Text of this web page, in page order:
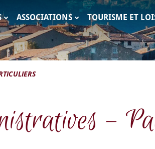
ASSOCIATIONS TOURISME ET
–